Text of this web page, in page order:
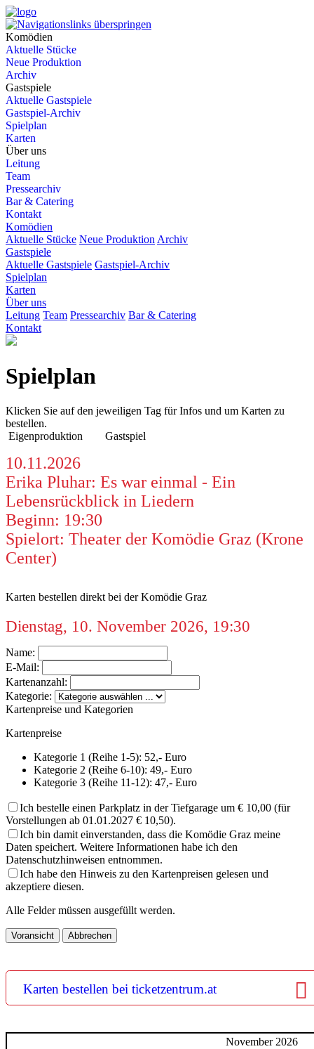
Komödien
Aktuelle Stücke
Neue Produktion
Archiv
Gastspiele
Aktuelle Gastspiele
Gastspiel-Archiv
Spielplan
Karten
Über uns
Leitung
Team
Pressearchiv
Bar & Catering
Kontakt
Komödien
Aktuelle Stücke Neue Produktion Archiv
Gastspiele
Aktuelle Gastspiele Gastspiel-Archiv
Spielplan
Karten
Über uns
Leitung Team Pressearchiv Bar & Catering
Kontakt
Spielplan
Klicken Sie auf den jeweiligen Tag für Infos und um Karten zu
bestellen.
Eigenproduktion
Gastspiel
10.11.2026
Erika Pluhar: Es war einmal - Ein
Lebensrückblick in Liedern
Beginn: 19:30
Spielort: Theater der Komödie Graz (Krone
Center)
Karten bestellen direkt bei der Komödie Graz
Dienstag, 10. November 2026, 19:30
Name:
E-Mail:
Kartenanzahl:
Kategorie:
Kartenpreise und Kategorien
Kartenpreise
Kategorie 1 (Reihe 1-5): 52,- Euro
Kategorie 2 (Reihe 6-10): 49,- Euro
Kategorie 3 (Reihe 11-12): 47,- Euro
Ich bestelle einen Parkplatz in der Tiefgarage um € 10,00 (für
Vorstellungen ab 01.01.2027 € 10,50).
Ich bin damit einverstanden, dass die Komödie Graz meine
Daten speichert. Weitere Informationen habe ich den
Datenschutzhinweisen entnommen.
Ich habe den Hinweis zu den Kartenpreisen gelesen und
akzeptiere diesen.
Alle Felder müssen ausgefüllt werden.
Karten bestellen bei ticketzentrum.at
November 2026